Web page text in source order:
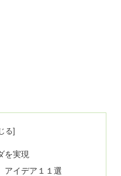
を実現
イデア１１選